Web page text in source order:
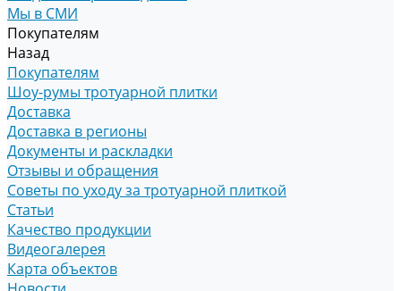
Мы в СМИ
Покупателям
Назад
Покупателям
Шоу-румы тротуарной плитки
Доставка
Доставка в регионы
Документы и раскладки
Отзывы и обращения
Советы по уходу за тротуарной плиткой
Статьи
Качество продукции
Видеогалерея
Карта объектов